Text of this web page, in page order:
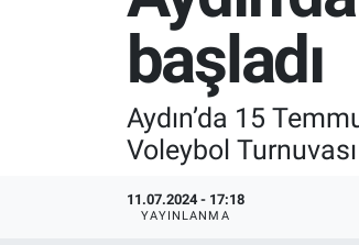
başladı
Aydın’da 15
Voleybol
11.07.2024 - 17:18
YAYINLANMA